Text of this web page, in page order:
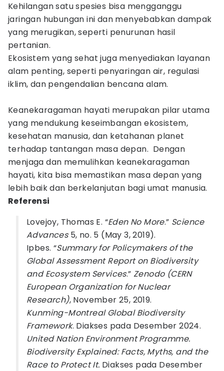
Kehilangan satu spesies bisa mengganggu
jaringan hubungan ini dan menyebabkan dampak
yang merugikan, seperti penurunan hasil
pertanian.
Ekosistem yang sehat juga menyediakan layanan
alam penting, seperti penyaringan air, regulasi
iklim, dan pengendalian bencana alam.
Keanekaragaman hayati merupakan pilar utama
yang mendukung keseimbangan ekosistem,
kesehatan manusia, dan ketahanan planet
terhadap tantangan masa depan. Dengan
menjaga dan memulihkan keanekaragaman
hayati, kita bisa memastikan masa depan yang
lebih baik dan berkelanjutan bagi umat manusia.
Referensi
Lovejoy, Thomas E. “Eden No More.” Science
Advances5, no. 5 (May 3, 2019).
Ipbes. “Summary for Policymakers of the
Global Assessment Report on Biodiversity
and Ecosystem Services.”Zenodo (CERN
European Organization for Nuclear
Research), November 25, 2019.
Kunming-Montreal Global Biodiversity
Framework. Diakses pada Desember 2024.
United Nation Environment Programme.
Biodiversity Explained: Facts, Myths, and the
Race to Protect It. Diakses pada Desember